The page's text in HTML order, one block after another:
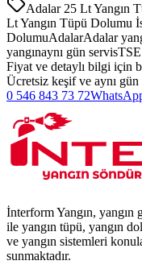
Adalar 25 Lt Yangın
Lt Yangın Tüpü Dolumu
DolumuAdalarAdalar
yangınaynı gün servis
Fiyat ve detaylı bilgi için
Ücretsiz keşif ve aynı gün
0 546 843 73 72
İnterform Yangın, yangın
ile yangın tüpü, yangın
ve yangın sistemleri
sunmaktadır.